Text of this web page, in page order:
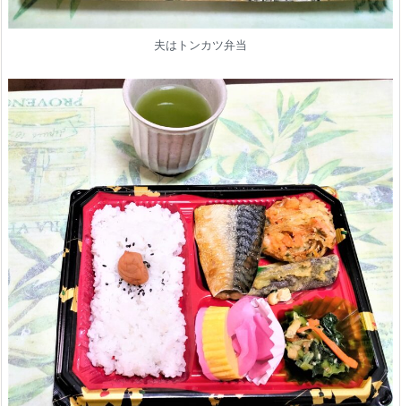
夫はトンカツ弁当